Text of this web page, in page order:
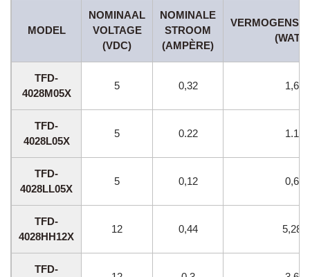
MODEL
NOMINAAL
VOLTAGE
(VDC)
NOMINALE
STROOM
(AMPÈRE)
(WATT)
TFD-
4028M05X
5 0,32 1,6
TFD-
4028L05X
5 0.22 1.1
TFD-
4028LL05X
5 0,12 0,6
TFD-
4028HH12X
12 0,44 5,28
TFD-